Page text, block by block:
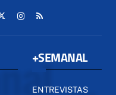
+SEMANAL
ENTREVISTAS